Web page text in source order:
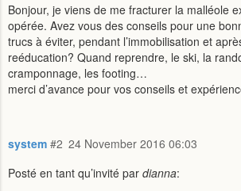
Bonjour, je viens de me fracturer la malléole
opérée. Avez vous des conseils pour une
trucs à éviter, pendant l’immobilisation et
reéducation? Quand reprendre, le ski, la
cramponnage, les footing…
merci d’avance pour vos conseils et
system 24 November 2016 06:03
#2
Posté en tant qu’invité par dianna: